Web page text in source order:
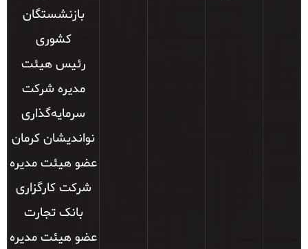
بازنشستگان
کشوری
رئیس هیئت
مدیره شرکت
سرمایه‌گذاری
نواندیشان کرمان
عضو هیئت مدیره
شرکت کارگزاری
بانک تجارت
عضو هیئت مدیره